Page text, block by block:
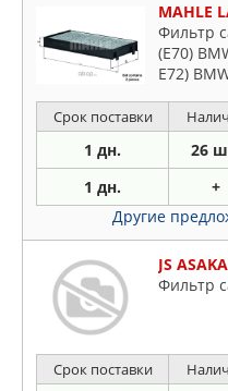
MAHLE
Фильтр
(E70)
E72)
Срок поставки
1 дн. 26
1 дн. +
Другие
JS
Фильтр
Срок поставки